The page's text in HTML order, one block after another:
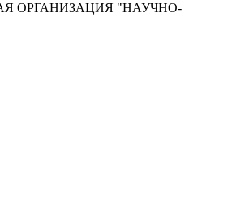
ОРГАНИЗАЦИЯ "НАУЧНО-